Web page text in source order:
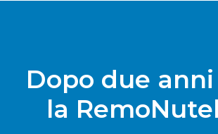
CANOTTIERI
AGONISTICA
Dopo due
la